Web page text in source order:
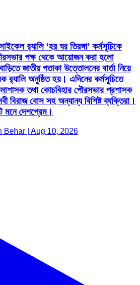
র‍্যালি ‘হর ঘর তিরঙ্গা’ কর্মসূচিকে
পক্ষ থেকে আয়োজন করা হলো
জাতীয় পতাকা উত্তোলনের বার্তা নিয়ে
অনুষ্ঠিত হয়। এদিনের কর্মসূচিতে
তথা কোচবিহার পৌরসভার প্রশাসক
বিরাজ বোস সহ অন্যান্য বিশিষ্ট ব্যক্তিরা।
মনে দেশপ্রেম।
Behar | Aug 10, 2026